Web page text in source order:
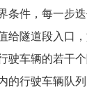
条件，每一步
给隧道段入口，
驶车辆的若干个
的行驶车辆队